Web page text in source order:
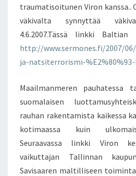
traumatisoitunen Viron
väkivalta synnyttää
4.6.2007.Tässä linkki Baltian
http://www.sermones.fi/2007/
ja-natsiterrorismi-
Maailmanmeren pauhatessa
suomalaisen
rauhan rakentamista kaikessa
kotimaassa kuin
Seuraavassa linkki Viron
vaikuttajan Tallinnan
Savisaaren maltilliseen